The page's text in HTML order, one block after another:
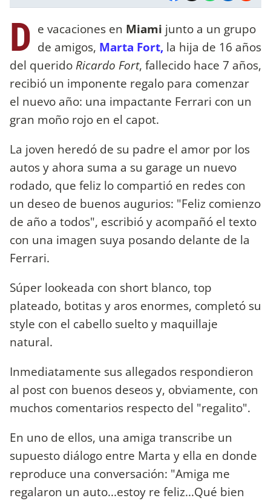
D e vacaciones en Miami junto a un grupo
de amigos, Marta Fort, la hija de 16 años
del querido Ricardo Fort, fallecido hace 7 años,
recibió un imponente regalo para comenzar
el nuevo año: una impactante Ferrari con un
gran moño rojo en el capot.
La joven heredó de su padre el amor por los
autos y ahora suma a su garage un nuevo
rodado, que feliz lo compartió en redes con
un deseo de buenos augurios: "Feliz comienzo
de año a todos", escribió y acompañó el texto
con una imagen suya posando delante de la
Ferrari.
Súper lookeada con short blanco, top
plateado, botitas y aros enormes, completó su
style con el cabello suelto y maquillaje
natural.
Inmediatamente sus allegados respondieron
al post con buenos deseos y, obviamente, con
muchos comentarios respecto del "regalito".
En uno de ellos, una amiga transcribe un
supuesto diálogo entre Marta y ella en donde
reproduce una conversación: "Amiga me
regalaron un auto...estoy re feliz...Qué bien